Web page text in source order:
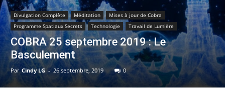
Divulgation Complète Méditation
Mises à jour de Cobra
Programme Spatiaux Secrets
Technologie Travail de Lumière
COBRA 25 septembre 2019 : Le
Basculement
Par Cindy LG - 26 septembre, 2019 0